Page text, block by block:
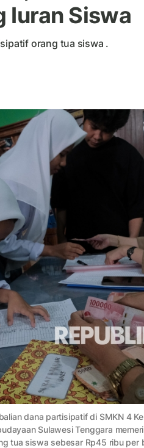
Iuran Siswa
orang tua siswa .
dana partisipatif di SMKN 4
Sulawesi Tenggara
tua siswa sebesar Rp45 ribu per